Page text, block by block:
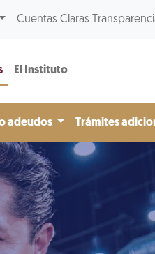
Cuentas Claras
El Instituto
adeudos Trámites